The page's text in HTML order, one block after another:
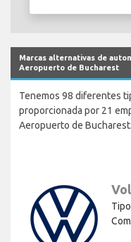
Marcas alternativas de
Aeropuerto de Bucharest
Tenemos 98 diferentes
proporcionada por 21
Aeropuerto de Bucharest.